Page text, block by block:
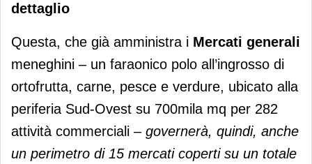
dettaglio
Questa, che già amministra i Mercati generali
meneghini – un faraonico polo all’ingrosso di
ortofrutta, carne, pesce e verdure, ubicato alla
periferia Sud-Ovest su 700mila mq per 282
attività commerciali – governerà, quindi, anche
un perimetro di 15 mercati coperti su un totale